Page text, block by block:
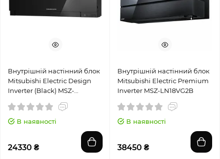
Внутрішній настінний блок
Mitsubishi Electric Design
Inverter (Black) MSZ-
В наявності
24330 ₴
Внутрішній настінний блок
Mitsubishi Electric Premium
Inverter MSZ-LN18VG2B
В наявності
38450 ₴